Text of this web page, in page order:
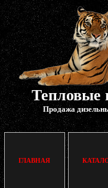
Тепловые
Продажа
ГЛАВНАЯ